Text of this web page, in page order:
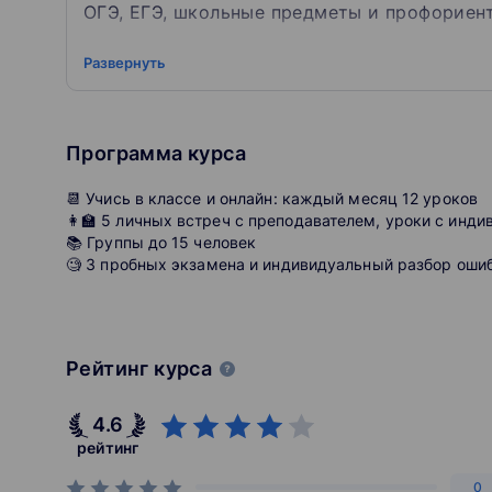
ОГЭ, ЕГЭ, школьные предметы и
прошли курсы MAXIMUM Присоединяйтесь!
из 206 городов ежегодно приглашают нас
153 университета
выступают на нашем форуме «Навигатор
РАНХиГС и другие
необходимое в онлайн-модуле: теорию, домашние
уроков — не придётся ничего искать.
Развернуть
Программа курса
📆 Учись в классе и онлайн: каждый месяц 12 уроков
👩‍🏫 5 личных встреч с преподавателем, уроки с
📚 Группы до 15 человек
🧐 3 пробных экзамена и индивидуальный разбор
Рейтинг курса
4.6
рейтинг
0